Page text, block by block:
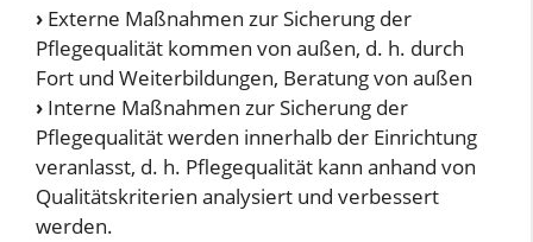
› Externe Maßnahmen zur Sicherung der
Pflegequalität kommen von außen, d. h. durch
Fort und Weiterbildungen, Beratung von außen
› Interne Maßnahmen zur Sicherung der
Pflegequalität werden innerhalb der Einrichtung
veranlasst, d. h. Pflegequalität kann anhand von
Qualitätskriterien analysiert und verbessert
werden.